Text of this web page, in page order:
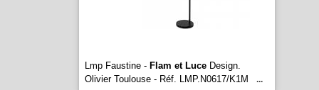
Lmp Faustine - Flam et LuceDesign.
Olivier Toulouse - Réf. LMP.N0617/K1M
...